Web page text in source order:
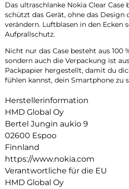
Das ultraschlanke Nokia Clear
schützt das Gerät, ohne das Design
verändern. Luftblasen in den Ecken
Aufprallschutz.
Nicht nur das Case besteht aus 100
sondern auch die Verpackung ist
Packpapier hergestellt, damit du
fühlen kannst, dein Smartphone zu
Herstellerinformation
HMD Global Oy
Bertel Jungin aukio 9
02600 Espoo
Finnland
https://www.nokia.com
Verantwortliche für die EU
HMD Global Oy